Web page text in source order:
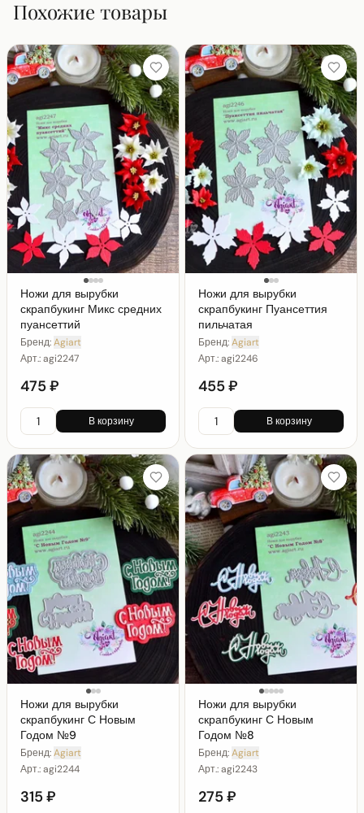
Похожие товары
Ножи для вырубки
скрапбукинг Микс средних
пуансеттий
Бренд:Agiart
Арт.:agi2247
475 ₽
В корзину
Ножи для вырубки
скрапбукинг Пуансеттия
пильчатая
Бренд:Agiart
Арт.:agi2246
455 ₽
В корзину
Ножи для вырубки
скрапбукинг С Новым
Годом №9
Бренд:Agiart
Арт.:agi2244
315 ₽
Ножи для вырубки
скрапбукинг С Новым
Годом №8
Бренд:Agiart
Арт.:agi2243
275 ₽